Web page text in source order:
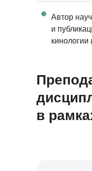
Автор
и
кинологии
в